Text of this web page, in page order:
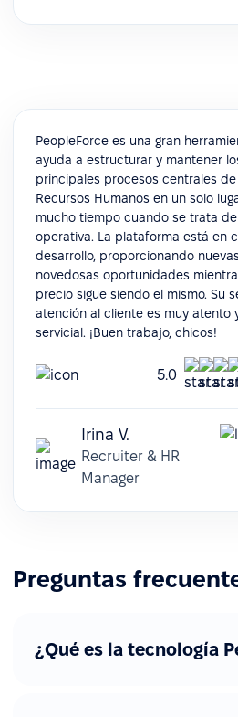
PeopleForce es una gran
ayuda a estructurar y mantener
principales procesos centrales de
Recursos Humanos en un solo
mucho tiempo cuando se trata
operativa. La plataforma está en
desarrollo, proporcionando
novedosas oportunidades
precio sigue siendo el mismo. Su
atención al cliente es muy atento
servicial. ¡Buen trabajo, chicos!
5.0
Irina V.
Recruiter & HR
Manager
Preguntas
¿Qué es la tecnología